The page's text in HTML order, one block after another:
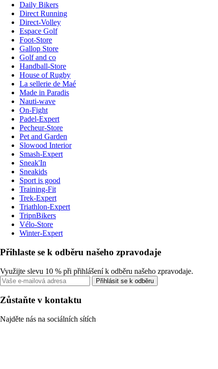
Daily Bikers
Direct Running
Direct-Volley
Espace Golf
Foot-Store
Gallop Store
Golf and co
Handball-Store
House of Rugby
La sellerie de Maé
Made in Paradis
Nauti-wave
On-Fight
Padel-Expert
Pecheur-Store
Pet and Garden
Slowood Interior
Smash-Expert
Sneak'In
Sneakids
Sport is good
Training-Fit
Trek-Expert
Triathlon-Expert
TripnBikers
Vélo-Store
Winter-Expert
Přihlaste se k odběru našeho zpravodaje
Využijte slevu 10 % při přihlášení k odběru našeho zpravodaje.
Přihlásit se k odběru
Zůstaňte v kontaktu
Najděte nás na sociálních sítích